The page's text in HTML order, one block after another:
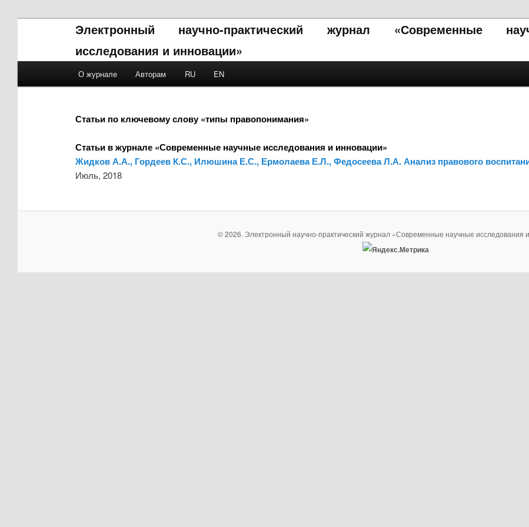
Электронный научно-практический журнал «Современные
исследования и инновации»
Skip to primary content
Skip to secondary content
О журнале Авторам RU EN
Статьи по ключевому слову «типы правопонимания»
Статьи в журнале «Современные научные исследования и инновации»
Жидков А.А., Гордеев К.С., Илюшина Е.С., Ермолаева Е.Л., Федосеева Л.А. Анализ правового
Июль, 2018
© 2026. Электронный научно-практический журнал «Современные научные исследования